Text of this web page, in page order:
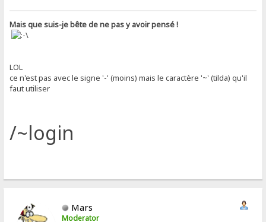
Mais que suis-je bête de ne pas y avoir pensé !
LOL
ce n'est pas avec le signe '-' (moins) mais le caractère '~' (tilda) qu'il
faut utiliser
/~login
Mars
Moderator